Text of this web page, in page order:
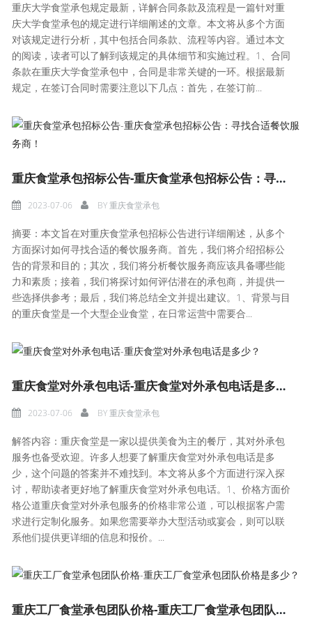
重庆大学食堂承包规定最新，详解合同条款及流程是一篇针对重
庆大学食堂承包的规定进行详细阐述的文章。本文将从多个方面
对该规定进行分析，其中包括合同条款、流程等内容。通过本文
的阅读，读者可以了解到该规定的具体细节和实施过程。1、合同
条款在重庆大学食堂承包中，合同是非常关键的一环。根据最新
规定，在签订合同时需要注意以下几点：首先，在签订前...
重庆食堂承包招标公告-重庆食堂承包招标公告：寻找合适餐饮服务商！
2023-07-06 BY重庆食堂承包
摘要：本文旨在对重庆食堂承包招标公告进行详细阐述，从多个
方面探讨如何寻找合适的餐饮服务商。首先，我们将介绍招标公
告的背景和目的；其次，我们将分析餐饮服务商应该具备哪些能
力和素质；接着，我们将探讨如何评估潜在的承包商，并提供一
些选择供参考；最后，我们将总结全文并提出建议。1、背景与目
的重庆食堂是一个大型企业食堂，在日常运营中需要合...
重庆食堂对外承包电话-重庆食堂对外承包电话是多少？
2023-07-06 BY重庆食堂承包
解答内容：重庆食堂是一家以提供美食为主的餐厅，其对外承包
服务也备受欢迎。许多人想要了解重庆食堂对外承包电话是多
少，这个问题的答案并不难找到。本文将从多个方面进行深入探
讨，帮助读者更好地了解重庆食堂对外承包电话。1、价格方面价
格公道重庆食堂对外承包服务的价格非常公道，可以根据客户需
求进行定制化服务。如果您需要举办大型活动或宴会，则可以联
系他们提供更详细的信息和报价。...
重庆工厂食堂承包团队价格-重庆工厂食堂承包团队价格是多少？